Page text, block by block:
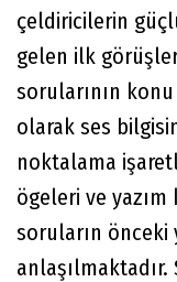
çeldiricilerin
gelen ilk
sorularının konu
olarak ses
noktalama
ögeleri ve
soruların önceki